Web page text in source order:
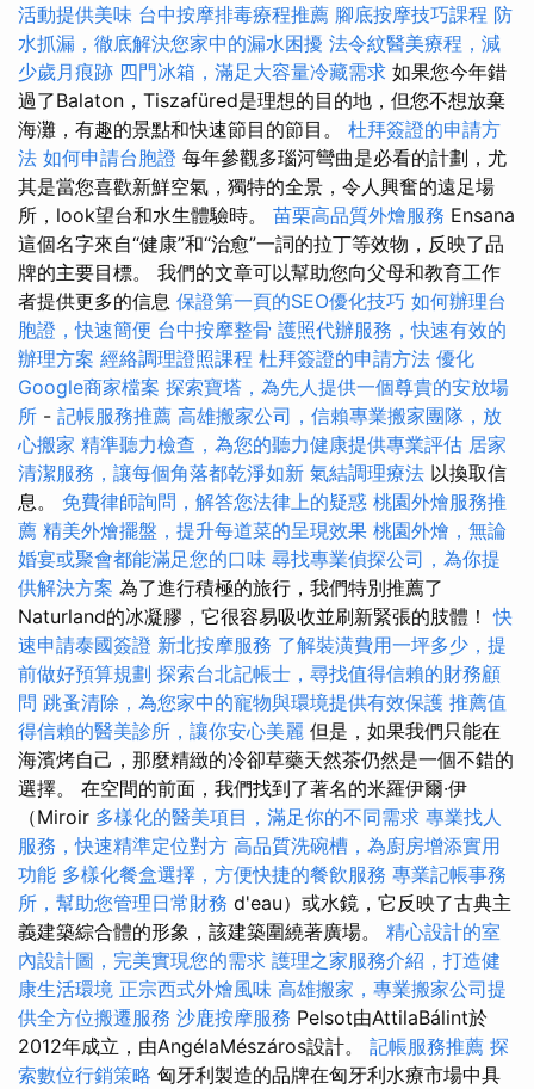
活動提供美味 台中按摩排毒療程推薦 腳底按摩技巧課程 防
水抓漏，徹底解決您家中的漏水困擾 法令紋醫美療程，減
少歲月痕跡 四門冰箱，滿足大容量冷藏需求 如果您今年錯
過了Balaton，Tiszafüred是理想的目的地，但您不想放棄
海灘，有趣的景點和快速節目的節目。 杜拜簽證的申請方
法 如何申請台胞證 每年參觀多瑙河彎曲是必看的計劃，尤
其是當您喜歡新鮮空氣，獨特的全景，令人興奮的遠足場
所，look望台和水生體驗時。 苗栗高品質外燴服務 Ensana
這個名字來自“健康”和“治愈”一詞的拉丁等效物，反映了品
牌的主要目標。 我們的文章可以幫助您向父母和教育工作
者提供更多的信息 保證第一頁的SEO優化技巧 如何辦理台
胞證，快速簡便 台中按摩整骨 護照代辦服務，快速有效的
辦理方案 經絡調理證照課程 杜拜簽證的申請方法 優化
Google商家檔案 探索寶塔，為先人提供一個尊貴的安放場
所 - 記帳服務推薦 高雄搬家公司，信賴專業搬家團隊，放
心搬家 精準聽力檢查，為您的聽力健康提供專業評估 居家
清潔服務，讓每個角落都乾淨如新 氣結調理療法 以換取信
息。 免費律師詢問，解答您法律上的疑惑 桃園外燴服務推
薦 精美外燴擺盤，提升每道菜的呈現效果 桃園外燴，無論
婚宴或聚會都能滿足您的口味 尋找專業偵探公司，為你提
供解決方案 為了進行積極的旅行，我們特別推薦了
Naturland的冰凝膠，它很容易吸收並刷新緊張的肢體！快
速申請泰國簽證 新北按摩服務 了解裝潢費用一坪多少，提
前做好預算規劃 探索台北記帳士，尋找值得信賴的財務顧
問 跳蚤清除，為您家中的寵物與環境提供有效保護 推薦值
得信賴的醫美診所，讓你安心美麗 但是，如果我們只能在
海濱烤自己，那麼精緻的冷卻草藥天然茶仍然是一個不錯的
選擇。 在空間的前面，我們找到了著名的米羅伊爾·伊
（Miroir 多樣化的醫美項目，滿足你的不同需求 專業找人
服務，快速精準定位對方 高品質洗碗槽，為廚房增添實用
功能 多樣化餐盒選擇，方便快捷的餐飲服務 專業記帳事務
所，幫助您管理日常財務 d'eau）或水鏡，它反映了古典主
義建築綜合體的形象，該建築圍繞著廣場。 精心設計的室
內設計圖，完美實現您的需求 護理之家服務介紹，打造健
康生活環境 正宗西式外燴風味 高雄搬家，專業搬家公司提
供全方位搬遷服務 沙鹿按摩服務 Pelsot由AttilaBálint於
2012年成立，由AngélaMészáros設計。 記帳服務推薦 探
索數位行銷策略 匈牙利製造的品牌在匈牙利水療市場中具